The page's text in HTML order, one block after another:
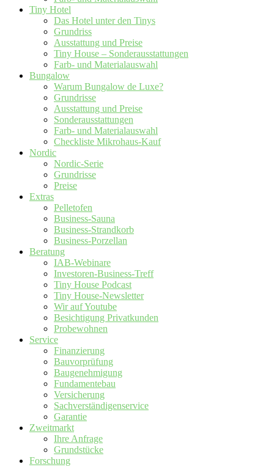
Tiny Hotel
Das Hotel unter den Tinys
Grundriss
Ausstattung und Preise
Tiny House – Sonderausstattungen
Farb- und Materialauswahl
Bungalow
Warum Bungalow de Luxe?
Grundrisse
Ausstattung und Preise
Sonderausstattungen
Farb- und Materialauswahl
Checkliste Mikrohaus-Kauf
Nordic
Nordic-Serie
Grundrisse
Preise
Extras
Pelletofen
Business-Sauna
Business-Strandkorb
Business-Porzellan
Beratung
IAB-Webinare
Investoren-Business-Treff
Tiny House Podcast
Tiny House-Newsletter
Wir auf Youtube
Besichtigung Privatkunden
Probewohnen
Service
Finanzierung
Bauvorprüfung
Baugenehmigung
Fundamentebau
Versicherung
Sachverständigenservice
Garantie
Zweitmarkt
Ihre Anfrage
Grundstücke
Forschung